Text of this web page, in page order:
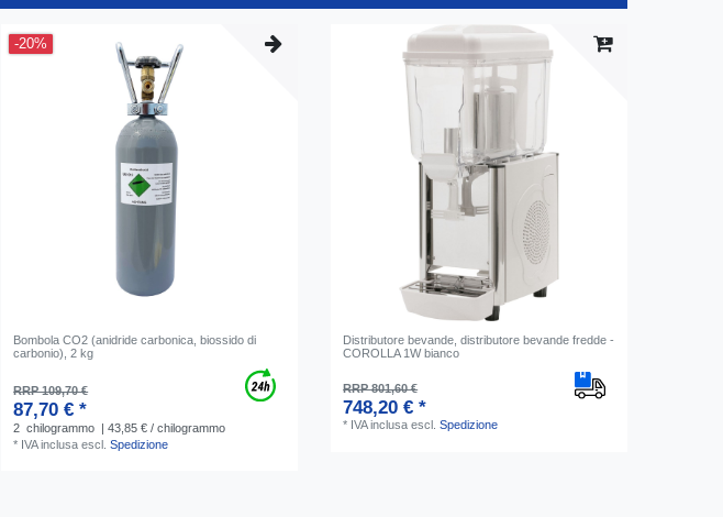
-20%
Bombola CO2 (anidride carbonica, biossido di
carbonio), 2 kg
RRP 109,70 €
87,70 € *
2 chilogrammo | 43,85 € / chilogrammo
* IVA inclusa escl.Spedizione
Distributore bevande, distributore bevande fredde -
COROLLA 1W bianco
RRP 801,60 €
748,20 € *
* IVA inclusa escl.Spedizione